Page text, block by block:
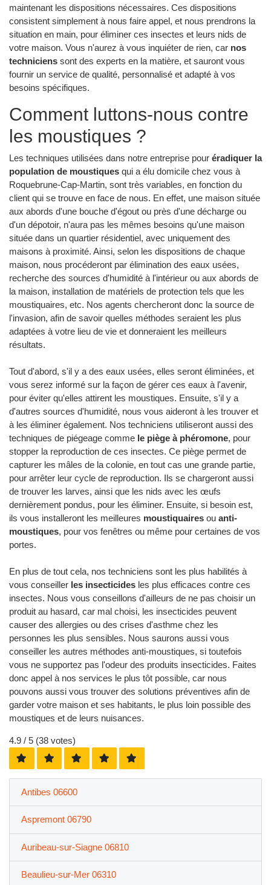
maintenant les dispositions nécessaires. Ces dispositions
consistent simplement à nous faire appel, et nous prendrons la
situation en main, pour éliminer ces insectes et leurs nids de
votre maison. Vous n'aurez à vous inquiéter de rien, car nos
techniciens sont des experts en la matière, et sauront vous
fournir un service de qualité, personnalisé et adapté à vos
besoins spécifiques.
Comment luttons-nous contre
les moustiques ?
Les techniques utilisées dans notre entreprise pour éradiquer la
population de moustiques qui a élu domicile chez vous à
Roquebrune-Cap-Martin, sont très variables, en fonction du
client qui se trouve en face de nous. En effet, une maison située
aux abords d'une bouche d'égout ou près d'une décharge ou
d'un dépotoir, n'aura pas les mêmes besoins qu'une maison
située dans un quartier résidentiel, avec uniquement des
maisons à proximité. Ainsi, selon les dispositions de chaque
maison, nous procéderont par élimination des eaux usées,
recherche des sources d'humidité à l'intérieur ou aux abords de
la maison, installation de matériels de protection tels que les
moustiquaires, etc. Nos agents chercheront donc la source de
l'invasion, afin de savoir quelles méthodes seraient les plus
adaptées à votre lieu de vie et donneraient les meilleurs
résultats.
Tout d'abord, s'il y a des eaux usées, elles seront éliminées, et
vous serez informé sur la façon de gérer ces eaux à l'avenir,
pour éviter qu'elles attirent les moustiques. Ensuite, s'il y a
d'autres sources d'humidité, nous vous aideront à les trouver et
à les éliminer également. Nos techniciens utiliseront aussi des
techniques de piégeage comme le piège à phéromone, pour
stopper la reproduction de ces insectes. Ce piège permet de
capturer les mâles de la colonie, en tout cas une grande partie,
pour arrêter leur cycle de reproduction. Ils se chargeront aussi
de trouver les larves, ainsi que les nids avec les œufs
dernièrement pondus, pour les éliminer. Ensuite, si besoin est,
ils vous installeront les meilleures moustiquaires ou anti-
moustiques, pour vos fenêtres ou même pour certaines de vos
portes.
En plus de tout cela, nos techniciens sont les plus habilités à
vous conseiller les insecticides les plus efficaces contre ces
insectes. Nous vous conseillons d'ailleurs de ne pas choisir un
produit au hasard, car mal choisi, les insecticides peuvent
causer des allergies ou des crises d'asthme chez les
personnes les plus sensibles. Nous saurons aussi vous
conseiller les autres méthodes anti-moustiques, si toutefois
vous ne supportez pas l'odeur des produits insecticides. Faites
donc appel à nos services le plus tôt possible, car nous
pouvons aussi vous trouver des solutions préventives afin de
garder votre maison et ses habitants, le plus loin possible des
moustiques et de leurs nuisances.
4.9 / 5 (38 votes)
Antibes 06600
Aspremont 06790
Auribeau-sur-Siagne 06810
Beaulieu-sur-Mer 06310